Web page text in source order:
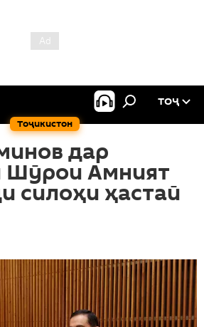
Тоҷикистон
ТОҶ
дар
Шӯрои Амният
силоҳи ҳастаӣ